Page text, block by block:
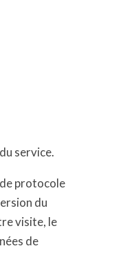
service.
protocole
du
visite, le
de